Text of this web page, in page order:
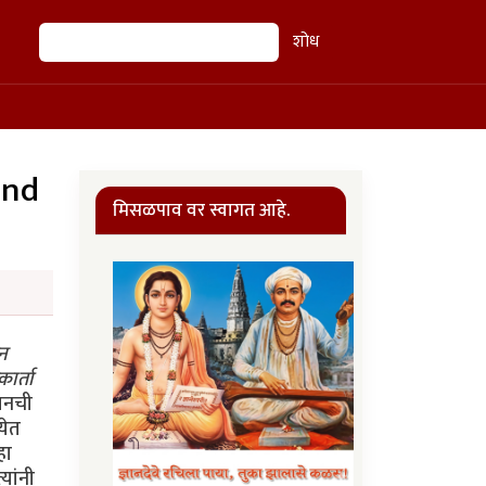
शोध शोध
त्यांनी कानावर हात ठेवले! पण त्यांनी बेनझीरबाईंना संपूर्ण कहूताच्याभोवती लष्कराचे नियंत्रण ठेवायची (कावेबाज) सूचना केली. त्यांनी या कामाच्या नेतृत्वपदी ख्वाजा झियाउद्दिनचे नांव सुचविले जो बेग व गुल यांच्या कंपूतला व बेनझीरबाईंच्या विरोधात होता, पण त्यांना ते कळले नाहीं. १९९३ च्या हिवाळ्यात विश्वासाने लष्कराला जे हवे होते ते दिल्याबद्दल बेनझीरबाईंना (त्यांच्या नकळत) अण्वस्त्रप्रसाराच्या कामात थेट गुंतवले गेले. याची सुरुवात खानसाहेबांच्या एका आपणहून केलेल्या फोनने झाली. नेहमी थे
मिसळपाव वर स्वागत आहे.